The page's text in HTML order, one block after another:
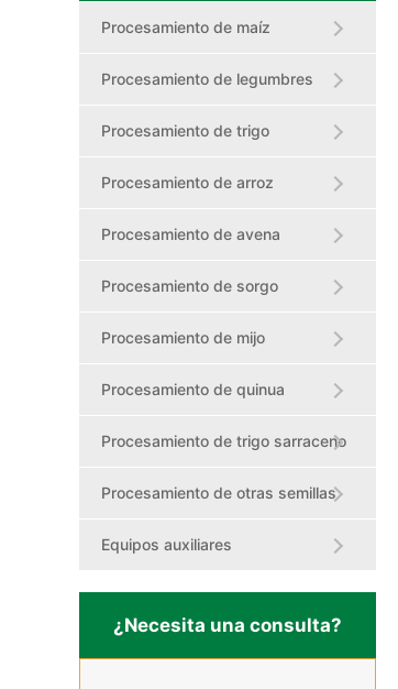
Procesamiento de maíz
Procesamiento de legumbres
Procesamiento de trigo
Procesamiento de arroz
Procesamiento de avena
Procesamiento de sorgo
Procesamiento de mijo
Procesamiento de quinua
Procesamiento de trigo sarraceno
Procesamiento de otras semillas
Equipos auxiliares
¿Necesita una consulta?